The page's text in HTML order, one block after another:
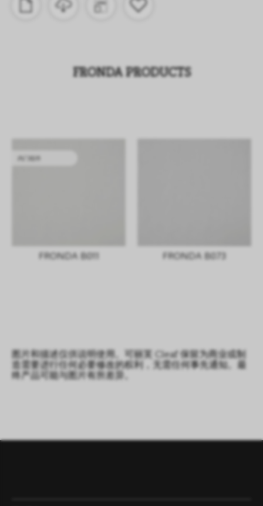
FRONDA PRODUCTS
FRONDA B011 FRONDA B073
图片和描述仅供说明使用。可丽芙 Cleaf 保留为商业或制
造需要进行任何必要修改的权利，无需任何事先通知。最
终产品可能与图片有所差异。